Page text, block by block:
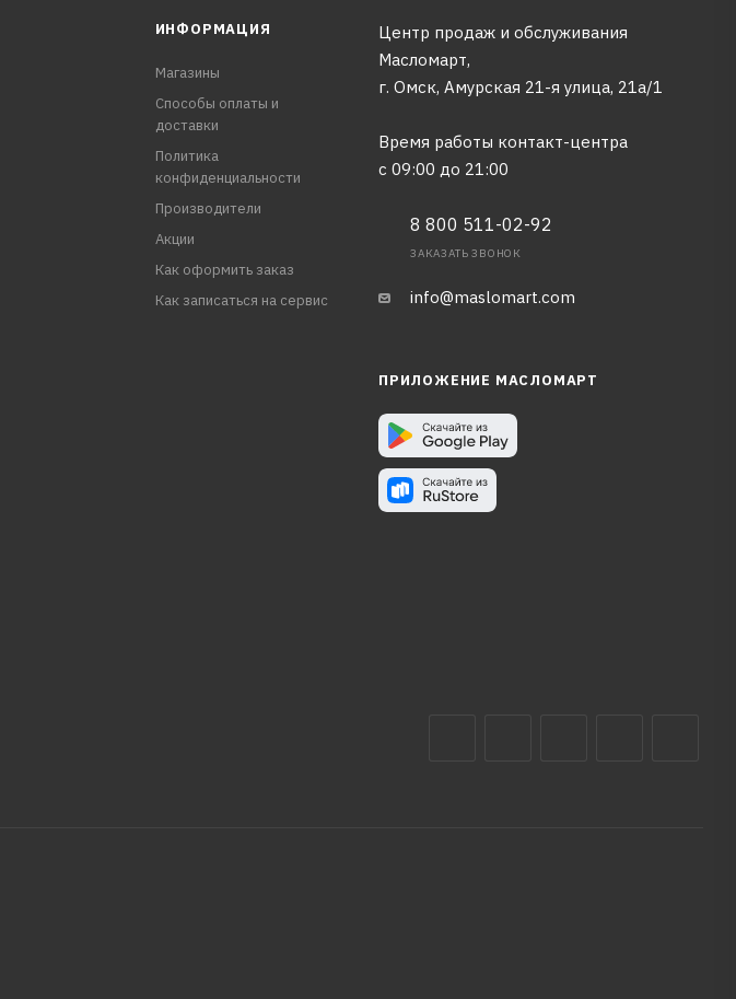
ИНФОРМАЦИЯ
Магазины
Способы оплаты и
доставки
Политика
конфиденциальности
Производители
Акции
Как оформить заказ
Как записаться на сервис
Центр продаж и обслуживания
Масломарт,
г. Омск, Амурская 21-я улица, 21а/1
Время работы контакт-центра
с 09:00 до 21:00
8 800 511-02-92
ЗАКАЗАТЬ ЗВОНОК
info@maslomart.com
ПРИЛОЖЕНИЕ МАСЛОМАРТ